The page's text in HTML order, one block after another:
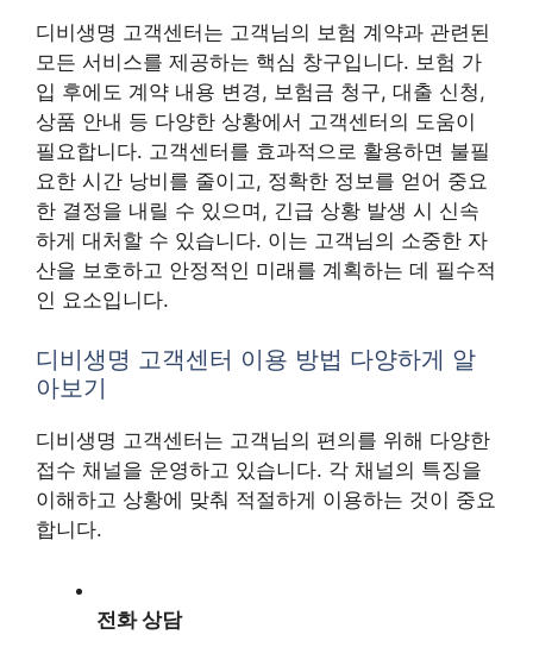
디비생명 고객센터는 고객님의 보험 계약과 관련된
모든 서비스를 제공하는 핵심 창구입니다. 보험 가
입 후에도 계약 내용 변경, 보험금 청구, 대출 신청,
상품 안내 등 다양한 상황에서 고객센터의 도움이
필요합니다. 고객센터를 효과적으로 활용하면 불필
요한 시간 낭비를 줄이고, 정확한 정보를 얻어 중요
한 결정을 내릴 수 있으며, 긴급 상황 발생 시 신속
하게 대처할 수 있습니다. 이는 고객님의 소중한 자
산을 보호하고 안정적인 미래를 계획하는 데 필수적
인 요소입니다.
디비생명 고객센터 이용 방법 다양하게 알
아보기
디비생명 고객센터는 고객님의 편의를 위해 다양한
접수 채널을 운영하고 있습니다. 각 채널의 특징을
이해하고 상황에 맞춰 적절하게 이용하는 것이 중요
합니다.
전화 상담